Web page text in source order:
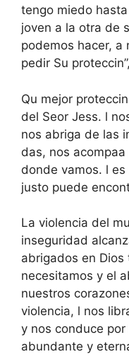
tengo miedo
joven a la otra de
podemos hacer, a
pedir Su
Qu mejor
del Seor Jess. l
nos abriga de las
das, nos
donde vamos. l
justo puede
La violencia del
inseguridad
abrigados en
necesitamos y el
nuestros
violencia, l nos
y nos conduce
abundante y